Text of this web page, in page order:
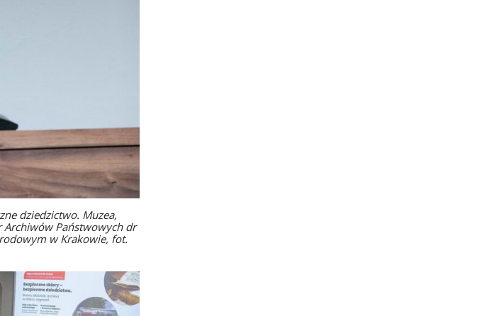
dziedzictwo. Muzea,
Archiwów Państwowych dr
w Krakowie, fot.